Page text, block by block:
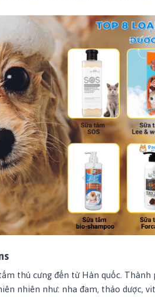
thú cưng đến từ Hàn quốc.
nhiên như: nha đam, thảo dược,